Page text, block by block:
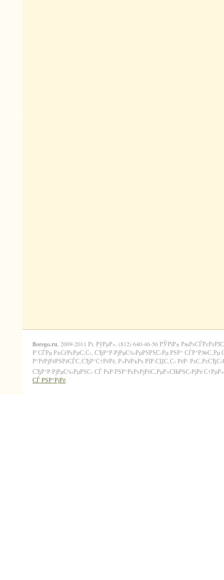
florego.ru , 2009-2011 Рі. РўРµР». (812) 640-46-56 РЎРїР±
Р’СЃРµ Р±СѓРєРµС‚С‹, СЂР°Р·РјРµС‰РµРЅРЅС‹Рµ РЅР°
Р°РґРјРёРЅРёСЃС‚СЂР°С†РёРё, Р»РёР±Рѕ РІР·СЏС‚С‹ РёР·
СЂР°Р·РјРµС‰РµРЅС‹ СЃ РѕР·РЅР°РєРѕРјРёС‚РµР»СЊРЅС‹РјРё
СЃ РЅР°РјРё